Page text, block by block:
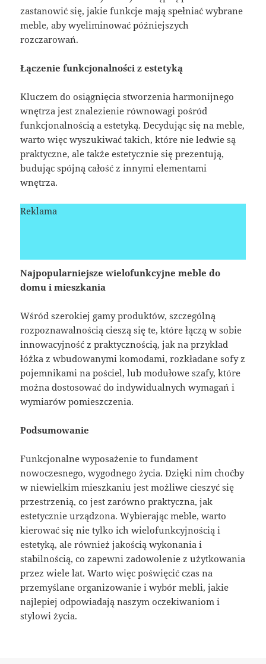
zastanowić się, jakie funkcje mają spełniać wybrane
meble, aby wyeliminować późniejszych
rozczarowań.
Łączenie funkcjonalności z estetyką
Kluczem do osiągnięcia stworzenia harmonijnego
wnętrza jest znalezienie równowagi pośród
funkcjonalnością a estetyką. Decydując się na meble,
warto więc wyszukiwać takich, które nie ledwie są
praktyczne, ale także estetycznie się prezentują,
budując spójną całość z innymi elementami
wnętrza.
Reklama
Najpopularniejsze wielofunkcyjne meble do
domu i mieszkania
Wśród szerokiej gamy produktów, szczególną
rozpoznawalnością cieszą się te, które łączą w sobie
innowacyjność z praktycznością, jak na przykład
łóżka z wbudowanymi komodami, rozkładane sofy z
pojemnikami na pościel, lub modułowe szafy, które
można dostosować do indywidualnych wymagań i
wymiarów pomieszczenia.
Podsumowanie
Funkcjonalne wyposażenie to fundament
nowoczesnego, wygodnego życia. Dzięki nim choćby
w niewielkim mieszkaniu jest możliwe cieszyć się
przestrzenią, co jest zarówno praktyczna, jak
estetycznie urządzona. Wybierając meble, warto
kierować się nie tylko ich wielofunkcyjnością i
estetyką, ale również jakością wykonania i
stabilnością, co zapewni zadowolenie z użytkowania
przez wiele lat. Warto więc poświęcić czas na
przemyślane organizowanie i wybór mebli, jakie
najlepiej odpowiadają naszym oczekiwaniom i
stylowi życia.